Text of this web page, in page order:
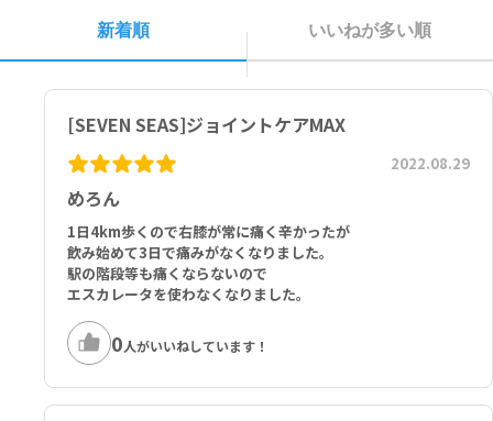
r Oil, Calcium-L-Ascorbate (Vitamin C), Stabiliser: Beeswax Y
ellow, Chondroitin Sulphate, Emulsifier: Lecithin (Sunflowe
r), Zinc Sulphate, Manganese Sulphate, Colors: Black Iron Ox
ide, Red Iron Oxide, Cholecalciferol (Vitamin D).
Tablet: Glucosamine Sulphate Potassium Chloride (Crustace
l Methyl Cellulose, Talc, Anti-Caking Agents: Magnesium Salt
s of Fatty Acids, Silicon Dioxide, Fatty Acids, Colour: Yellow I
ron Oxide, Bulking Agent: Crosslinked Sodium Carboxy Meth
yl Cellulose.
1カプセルあたり：
ビタミン類：ビタミンD 5mcg、ビタミンC 30mg
ミネラル類：亜鉛 2mg、マンガン 0.5mg
その他の成分：グルコサミン硫酸塩2KCl 330mg、コンドロイチン硫
酸塩 13.5mg、魚油 307mg（オメガ3脂肪酸 184mg、-内 EPA 92m
g、DHA 61mg）
新着順 いいねが多い順
[SEVEN SEAS]ジョイントケアMAX
めろん
2022.08.29
1日4km歩くので右膝が常に痛く辛かったが
飲み始めて3日で痛みがなくなりました。
駅の階段等も痛くならないので
エスカレータを使わなくなりました。
0人がいいねしています！